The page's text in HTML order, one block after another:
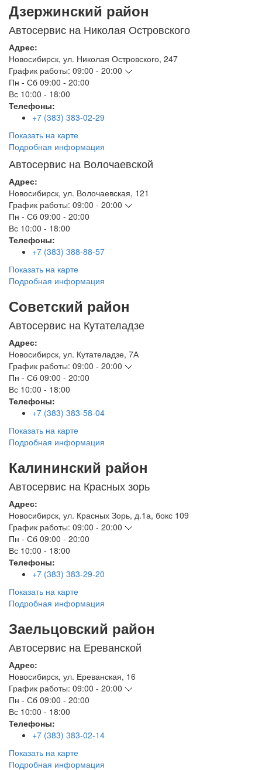
Дзержинский район
Автосервис на Николая Островского
Адрес:
Новосибирск, ул. Николая Островского, 247
График работы: 09:00 - 20:00
Пн - Сб 09:00 - 20:00
Вс 10:00 - 18:00
Телефоны:
+7 (383) 383-02-29
Показать на карте
Подробная информация
Автосервис на Волочаевской
Адрес:
Новосибирск, ул. Волочаевская, 121
График работы: 09:00 - 20:00
Пн - Сб 09:00 - 20:00
Вс 10:00 - 18:00
Телефоны:
+7 (383) 388-88-57
Показать на карте
Подробная информация
Советский район
Автосервис на Кутателадзе
Адрес:
Новосибирск, ул. Кутателадзе, 7А
График работы: 09:00 - 20:00
Пн - Сб 09:00 - 20:00
Вс 10:00 - 18:00
Телефоны:
+7 (383) 383-58-04
Показать на карте
Подробная информация
Калининский район
Автосервис на Красных зорь
Адрес:
Новосибирск, ул. Красных Зорь, д.1а, бокс 109
График работы: 09:00 - 20:00
Пн - Сб 09:00 - 20:00
Вс 10:00 - 18:00
Телефоны:
+7 (383) 383-29-20
Показать на карте
Подробная информация
Заельцовский район
Автосервис на Ереванской
Адрес:
Новосибирск, ул. Ереванская, 16
График работы: 09:00 - 20:00
Пн - Сб 09:00 - 20:00
Вс 10:00 - 18:00
Телефоны:
+7 (383) 383-02-14
Показать на карте
Подробная информация